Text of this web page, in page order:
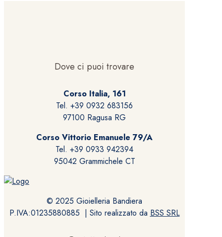
possono
scelte
nella
pagina
prodotto
Dove ci puoi trovare
Corso Italia, 161
Tel. +39 0932 683156
97100 Ragusa RG
Corso Vittorio Emanuele 79/A
Tel. +39 0933 942394
95042 Grammichele CT
© 2025 Gioielleria Bandiera
P.IVA:01235880885 | Sito realizzato da BSS SRL